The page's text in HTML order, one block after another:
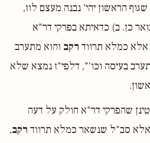
הראשון יהי' נבנה מעצם לוז,
שמבואר כן. ב) כדאיתא בפרקי דר"א
אלא כמלא תרווד רקב והוא מתערב
בעיסה וכו'", דלפי"ז נמצא שלא
דנקטינן שהפרקי דר"א חולק על דעה
סב"ל שנשאר כמלא תרווד רקב,